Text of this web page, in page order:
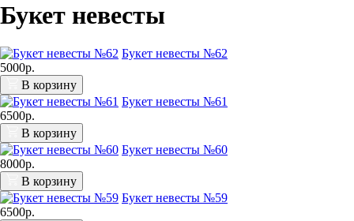
Букет невесты
Букет невесты №62
5000р.
В корзину
Букет невесты №61
6500р.
В корзину
Букет невесты №60
8000р.
В корзину
Букет невесты №59
6500р.